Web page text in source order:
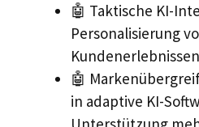
🤖 Taktische KI-
Personalisierung
Kundenerlebnissen
🤖
in adaptive KI-